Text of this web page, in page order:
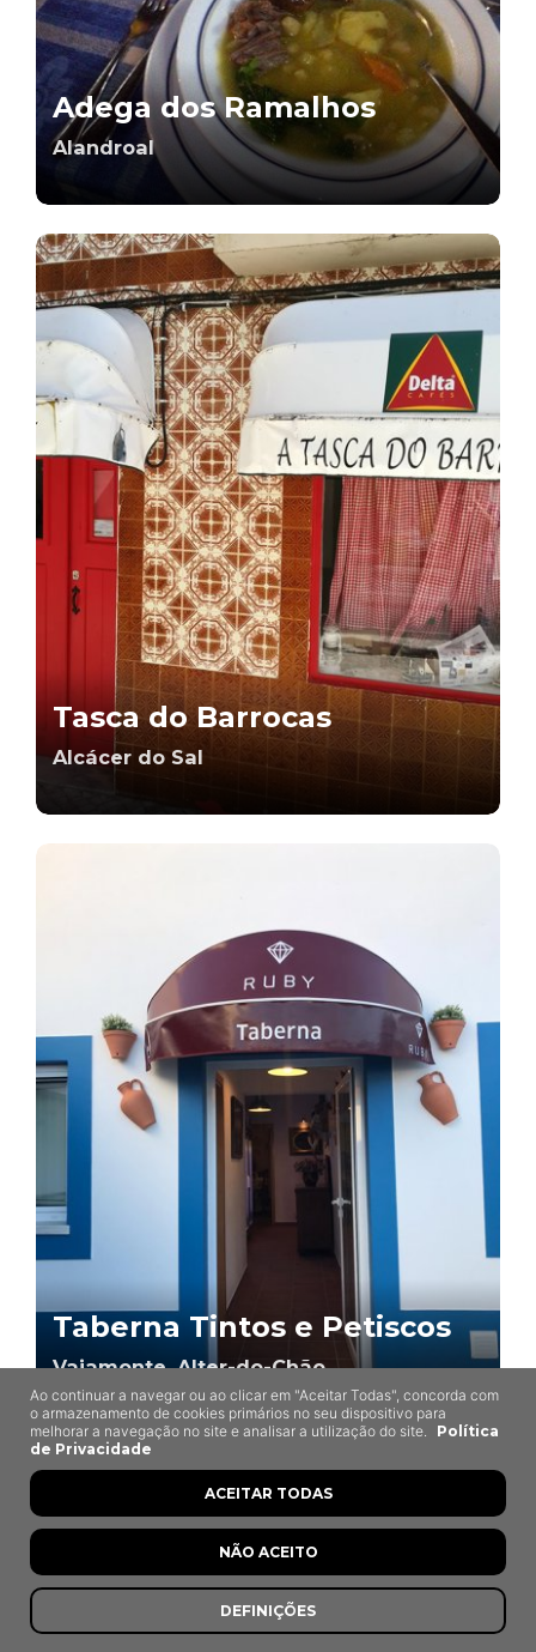
Adega dos Ramalhos
Alandroal
Tasca do Barrocas
Alcácer do Sal
Taberna Tintos e Petiscos
Vaiamonte, Alter-do-Chão
Ao continuar a navegar ou ao clicar em "Aceitar Todas", concorda com
o armazenamento de cookies primários no seu dispositivo para
melhorar a navegação no site e analisar a utilização do site.
Política
de Privacidade
DEFINIÇÕES
NÃO ACEITO
ACEITAR TODAS